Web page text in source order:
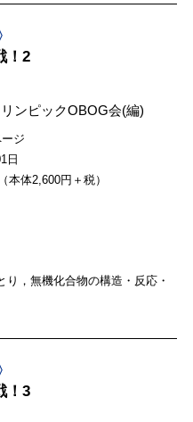
！2
ンピックOBOG会(編)
ジ
日
本体2,600円＋税）
，無機化合物の構造・反応・
！3